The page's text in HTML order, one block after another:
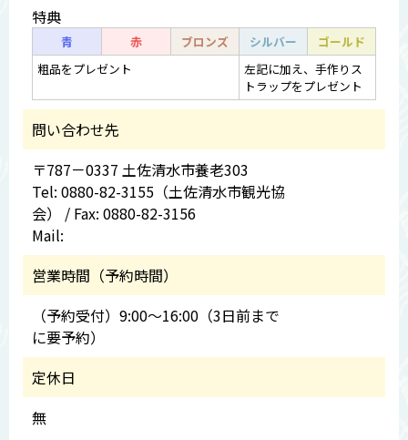
特典
青 赤 ブロンズ シルバー
ゴールド
粗品をプレゼント
左記に加え、手作りス
トラップをプレゼント
問い合わせ先
〒787－0337 土佐清水市養老303
Tel: 0880-82-3155（土佐清水市観光協
会） / Fax: 0880-82-3156
Mail:
営業時間（予約時間）
（予約受付）9:00～16:00（3日前まで
に要予約）
定休日
無